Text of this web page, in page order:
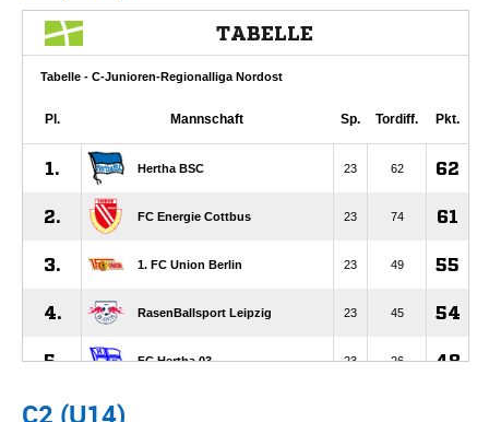
C2 (U14)